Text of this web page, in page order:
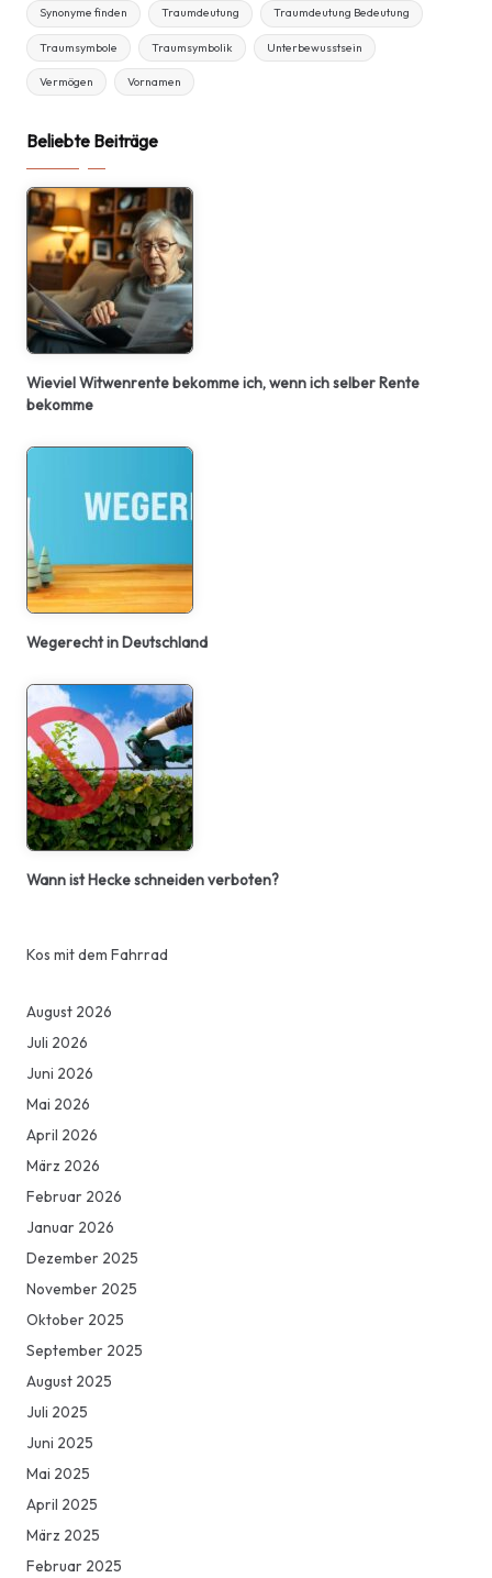
Synonyme finden Traumdeutung Traumdeutung Bedeutung
Traumsymbole Traumsymbolik Unterbewusstsein
Vermögen Vornamen
Beliebte Beiträge
Wieviel Witwenrente bekomme ich, wenn ich selber Rente
bekomme
Wegerecht in Deutschland
Wann ist Hecke schneiden verboten?
Kos mit dem Fahrrad
August 2026
Juli 2026
Juni 2026
Mai 2026
April 2026
März 2026
Februar 2026
Januar 2026
Dezember 2025
November 2025
Oktober 2025
September 2025
August 2025
Juli 2025
Juni 2025
Mai 2025
April 2025
März 2025
Februar 2025